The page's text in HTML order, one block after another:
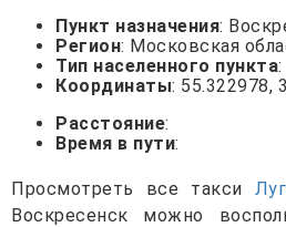
Пункт назначения:
Регион: Московская
Тип населенного пункта
Координаты: 55.322978,
Расстояние:
Время в пути:
Просмотреть все такси
Воскресенск можно